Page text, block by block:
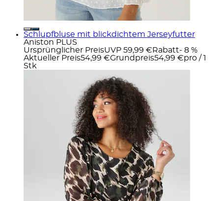
Schlupfbluse mit blickdichtem Jerseyfutter
Aniston PLUS
Ursprünglicher PreisUVP 59,99 € Rabatt- 8 %
Aktueller Preis54,99 €Grundpreis54,99 €pro / 1
Stk